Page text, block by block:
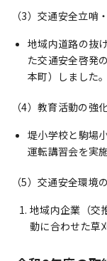
（3）交通安全立哨
地域内道路の抜
た交通安全啓発
本町）しました。
（4）教育活動の強
堤小学校と駒場
運転講習会を実
（5）交通安全環境
地域内企業（交
動に合わせた草